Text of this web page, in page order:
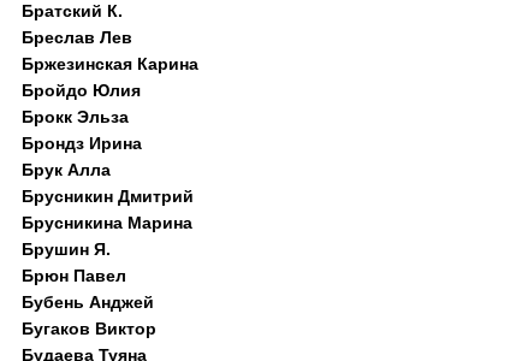
Братский К.
Бреслав Лев
Бржезинская Карина
Бройдо Юлия
Брокк Эльза
Брондз Ирина
Брук Алла
Брусникин Дмитрий
Брусникина Марина
Брушин Я.
Брюн Павел
Бубень Анджей
Бугаков Виктор
Будаева Туяна